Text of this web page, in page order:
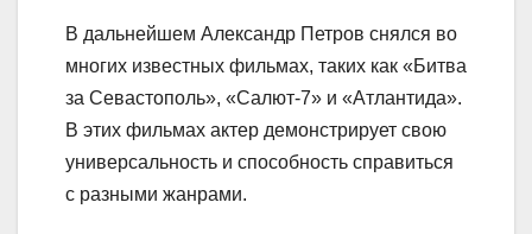
В дальнейшем Александр Петров снялся во
многих известных фильмах, таких как «Битва
за Севастополь», «Салют-7» и «Атлантида».
В этих фильмах актер демонстрирует свою
универсальность и способность справиться
с разными жанрами.